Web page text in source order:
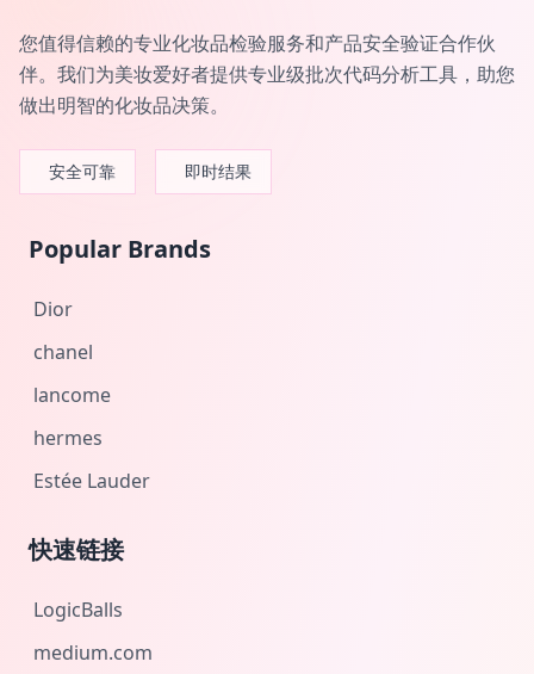
您值得信赖的专业化妆品检验服务和产品安全验证合作伙
伴。我们为美妆爱好者提供专业级批次代码分析工具，助您
做出明智的化妆品决策。
安全可靠 即时结果
Popular Brands
Dior
chanel
lancome
hermes
Estée Lauder
快速链接
LogicBalls
medium.com